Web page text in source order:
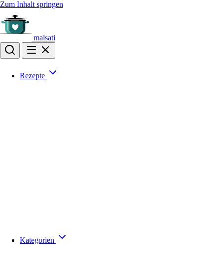
Zum Inhalt springen
malsati
Rezepte
Kategorien